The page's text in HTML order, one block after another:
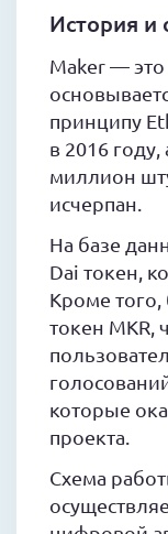
История и
Maker —
принципу
в 2016 году,
миллион
исчерпан.
На базе
Dai токен,
Кроме
токен MKR,
которые
проекта.
Схема